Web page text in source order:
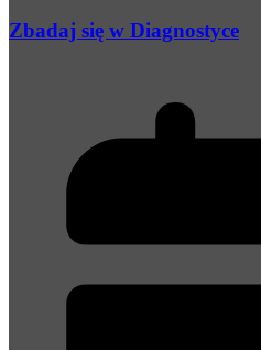
Zbadaj się w Diagnostyce